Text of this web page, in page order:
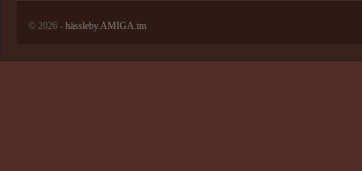
© 2026 - hässleby.AMIGA.tm